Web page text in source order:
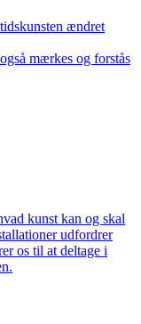
ændret
mærkes og forstås
kunst kan og skal
udfordrer
os til at deltage i